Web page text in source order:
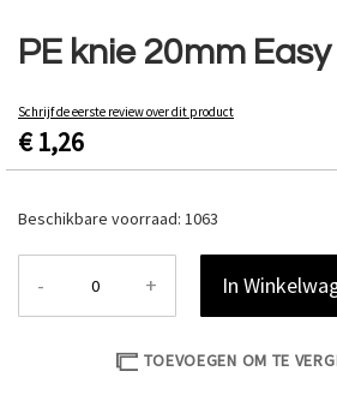
PE knie 20mm Easy
Schrijf de eerste review over dit product
€ 1,26
Beschikbare voorraad: 1063
- + In
TOEVOEGEN OM TE
naar
het
van
de
afbeeldingen-